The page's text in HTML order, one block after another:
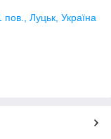
Луцьк, Україна